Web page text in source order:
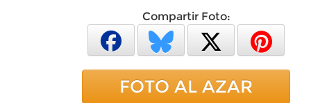
Compartir Foto:
FOTO AL AZAR